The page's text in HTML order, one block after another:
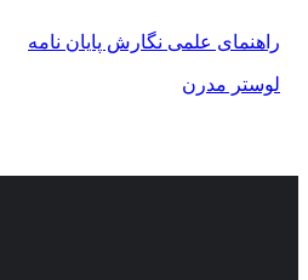
راهنمای علمی نگارش پایان نامه
لوستر مدرن